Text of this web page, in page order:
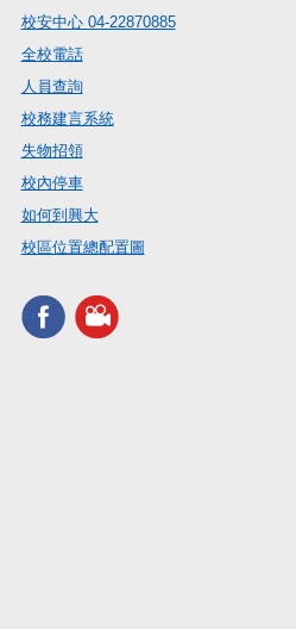
校安中心 04-22870885
全校電話
人員查詢
校務建言系統
失物招領
校內停車
如何到興大
校區位置總配置圖